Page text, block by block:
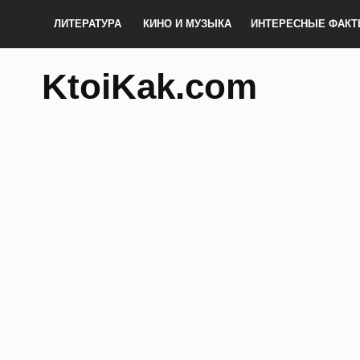
ЛИТЕРАТУРА КИНО И МУЗЫКА ИНТЕРЕСНЫЕ
KtoiKak.com